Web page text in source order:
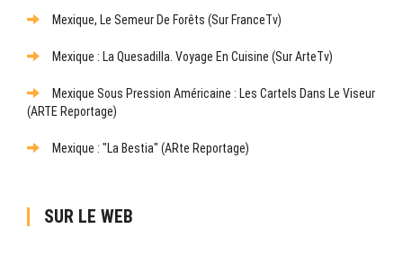
Mexique, Le Semeur De Forêts (sur FranceTv)
Mexique : La Quesadilla. Voyage En Cuisine (sur ArteTv)
Mexique Sous Pression Américaine : Les Cartels Dans Le Viseur
(ARTE Reportage)
Mexique : "La Bestia" (ARte Reportage)
SUR LE WEB